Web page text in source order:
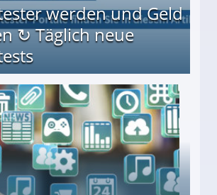
werden und Geld
↻ Täglich neue